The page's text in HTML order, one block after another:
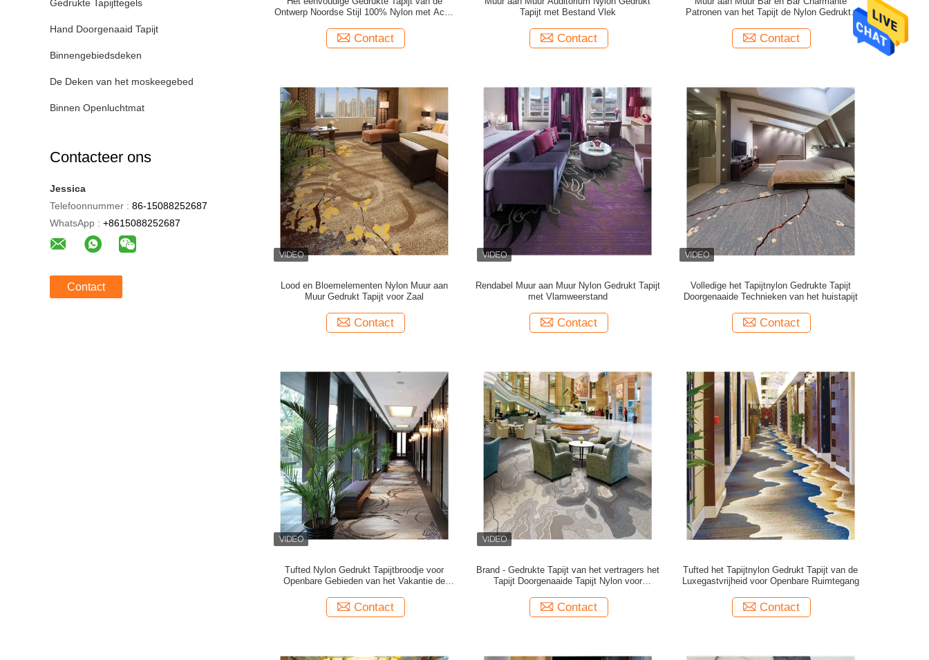
Gedrukte Tapijttegels
Hand Doorgenaaid Tapijt
Binnengebiedsdeken
De Deken van het moskeegebed
Binnen Openluchtmat
Contacteer ons
Jessica
Telefoonnummer : 86-15088252687
WhatsApp : +8615088252687
Contact
Ontwerp Noordse Stijl 100% Nylon met Actie
Contact
Tapijt met Bestand Vlek
Contact
Patronen van het Tapijt de Nylon Gedrukte
Contact
Lood en Bloemelementen Nylon Muur aan
Muur Gedrukt Tapijt voor Zaal
Contact
Rendabel Muur aan Muur Nylon Gedrukt Tapijt
met Vlamweerstand
Contact
Volledige het Tapijtnylon Gedrukte Tapijt
Doorgenaaide Technieken van het huistapijt
Contact
Tufted Nylon Gedrukt Tapijtbroodje voor
Openbare Gebieden van het Vakantie de
Contact
Brand - Gedrukte Tapijt van het vertragers het
Tapijt Doorgenaaide Tapijt Nylon voor
Contact
Tufted het Tapijtnylon Gedrukt Tapijt van de
Luxegastvrijheid voor Openbare Ruimtegang
Contact